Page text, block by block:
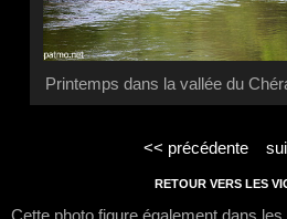
Printemps dans la vallée du
<< précédente
RETOUR VERS LES